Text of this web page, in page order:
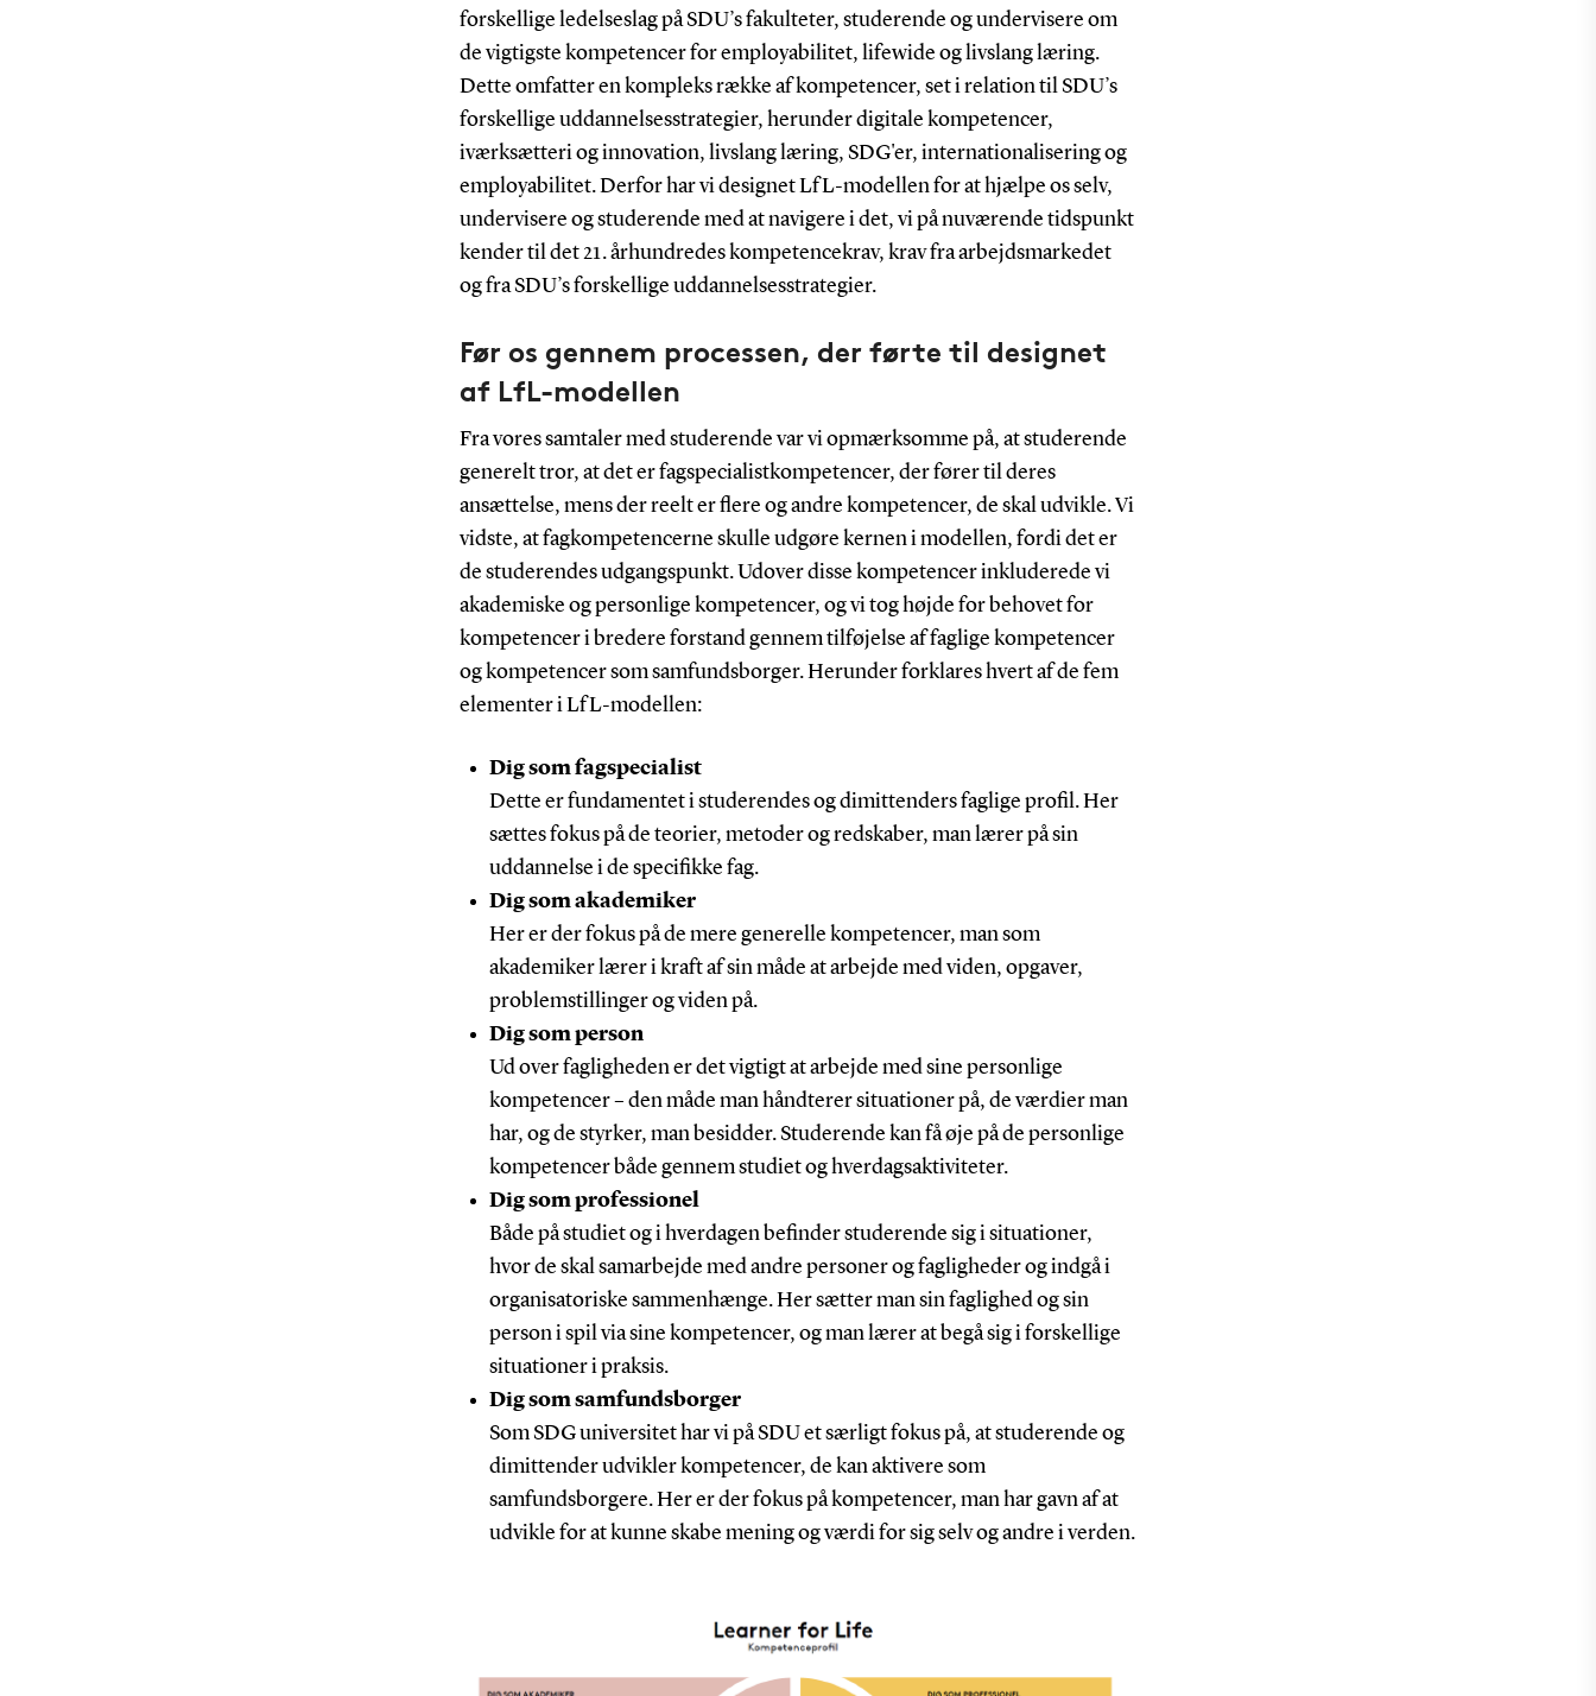
forskellige ledelseslag på SDU’s fakulteter, studerende og undervisere om
de vigtigste kompetencer for employabilitet, lifewide og livslang læring.
Dette omfatter en kompleks række af kompetencer, set i relation til SDU’s
forskellige uddannelsesstrategier, herunder digitale kompetencer,
iværksætteri og innovation, livslang læring, SDG'er, internationalisering og
employabilitet.Derfor har vi designet LfL-modellen for at hjælpe os selv,
undervisere og studerende med at navigere i det, vi på nuværende tidspunkt
kender til det 21. århundredes kompetencekrav, krav fra arbejdsmarkedet
og fra SDU’s forskellige uddannelsesstrategier.
Før os gennem processen, der førte til designet
af LfL-modellen
Fra vores samtaler med studerende var vi opmærksomme på, at studerende
generelt tror, at det er fagspecialistkompetencer, der fører til deres
ansættelse, mens der reelt er flere og andre kompetencer, de skal udvikle. Vi
vidste, at fagkompetencerne skulle udgøre kernen i modellen, fordi det er
de studerendes udgangspunkt. Udover disse kompetencer inkluderede vi
akademiske og personlige kompetencer, og vi tog højde for behovet for
kompetencer i bredere forstand gennem tilføjelse af faglige kompetencer
og kompetencer som samfundsborger. Herunder forklares hvert af de fem
elementer i LfL-modellen:
Dig som fagspecialist
Dette er fundamentet i studerendes og dimittenders faglige profil. Her
sættes fokus på de teorier, metoder og redskaber, man lærer på sin
uddannelse i de specifikke fag.
Dig som akademiker
Her er der fokus på de mere generelle kompetencer, man som
akademiker lærer i kraft af sin måde at arbejde med viden, opgaver,
problemstillinger og viden på.
Dig som person
Ud over fagligheden er det vigtigt at arbejde med sine personlige
kompetencer – den måde man håndterer situationer på, de værdier man
har, og de styrker, man besidder. Studerende kan få øje på de personlige
kompetencer både gennem studiet og hverdagsaktiviteter.
Dig som professionel
Både på studiet og i hverdagen befinder studerende sig i situationer,
hvor de skal samarbejde med andre personer og fagligheder og indgå i
organisatoriske sammenhænge. Her sætter man sin faglighed og sin
person i spil via sine kompetencer, og man lærer at begå sig i forskellige
situationer i praksis.
Dig som samfundsborger
Som SDG universitet har vi på SDU et særligt fokus på, at studerende og
dimittender udvikler kompetencer, de kan aktivere som
samfundsborgere. Her er der fokus på kompetencer, man har gavn af at
udvikle for at kunne skabe mening og værdi for sig selv og andre i verden.